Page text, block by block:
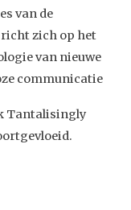
van de
zich op het
van nieuwe
communicatie
Tantalisingly